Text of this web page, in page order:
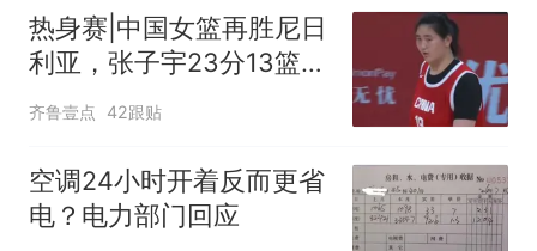
热身赛|中国女篮再胜尼日
利亚，张子宇23分13篮板
表现抢眼
齐鲁壹点 42跟贴
空调24小时开着反而更省
电？电力部门回应